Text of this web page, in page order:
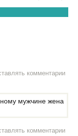
комментарии
мужчине жена
комментарии